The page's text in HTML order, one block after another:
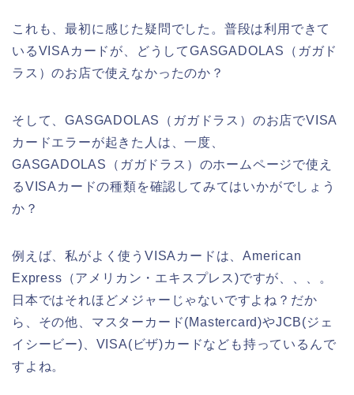
これも、最初に感じた疑問でした。普段は利用できて
いるVISAカードが、どうしてGASGADOLAS（ガガド
ラス）のお店で使えなかったのか？
そして、GASGADOLAS（ガガドラス）のお店でVISA
カードエラーが起きた人は、一度、
GASGADOLAS（ガガドラス）のホームページで使え
るVISAカードの種類を確認してみてはいかがでしょう
か？
例えば、私がよく使うVISAカードは、American
Express（アメリカン・エキスプレス)ですが、、、。
日本ではそれほどメジャーじゃないですよね？だか
ら、その他、マスターカード(Mastercard)やJCB(ジェ
イシービー)、VISA(ビザ)カードなども持っているんで
すよね。